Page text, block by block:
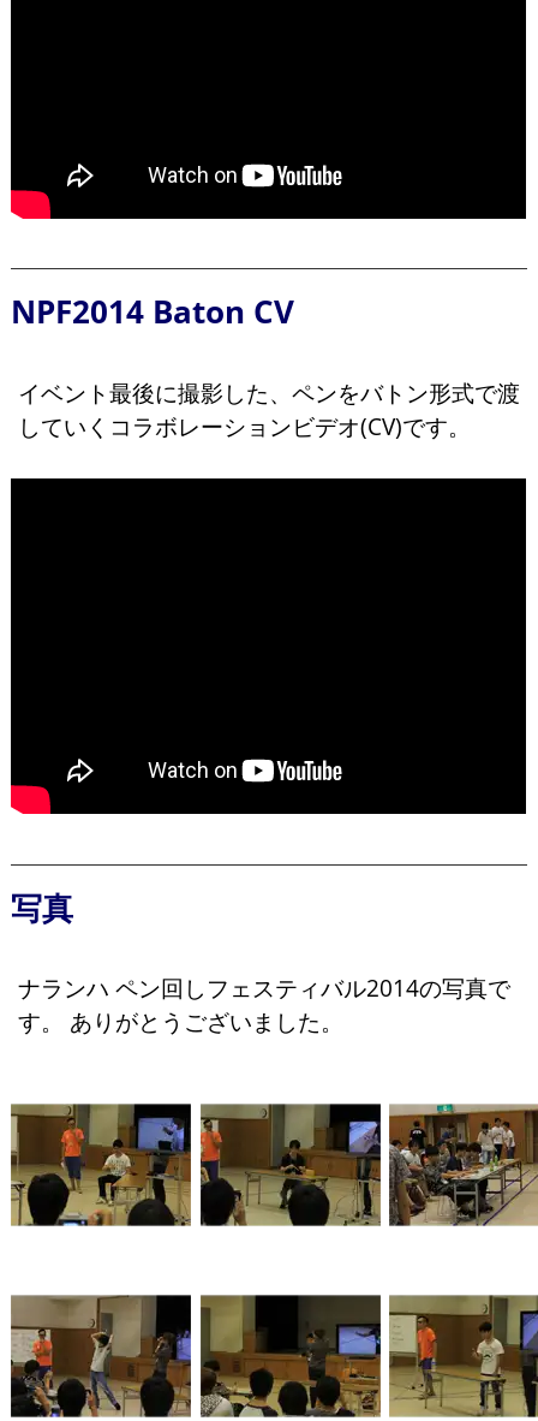
NPF2014 Baton CV
イベント最後に撮影した、ペンをバトン形式で渡
していくコラボレーションビデオ(CV)です。
写真
ナランハ ペン回しフェスティバル2014の写真で
す。 ありがとうございました。